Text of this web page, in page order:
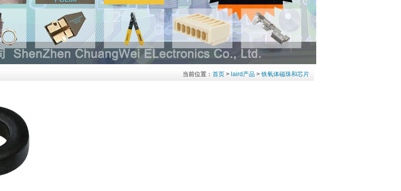
当前位置： 首页 > laird产品 > 铁氧体磁珠和芯片